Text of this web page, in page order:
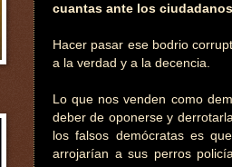
cuantas ante los
Hacer pasar ese bodrio
a la verdad y a la decencia.
Lo que nos venden como
deber de oponerse y
los falsos demócratas es
arrojarían a sus perros